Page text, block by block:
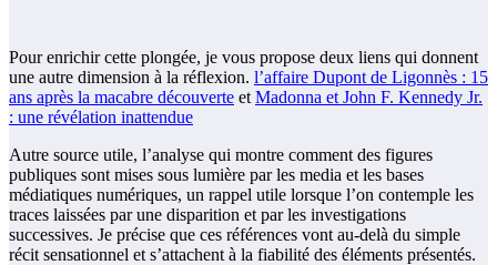
Pour enrichir cette plongée, je vous propose deux liens qui donnent
une autre dimension à la réflexion. l’affaire Dupont de Ligonnès : 15
ans après la macabre découverte et Madonna et John F. Kennedy Jr.
: une révélation inattendue
Autre source utile, l’analyse qui montre comment des figures
publiques sont mises sous lumière par les media et les bases
médiatiques numériques, un rappel utile lorsque l’on contemple les
traces laissées par une disparition et par les investigations
successives. Je précise que ces références vont au‑delà du simple
récit sensationnel et s’attachent à la fiabilité des éléments présentés.